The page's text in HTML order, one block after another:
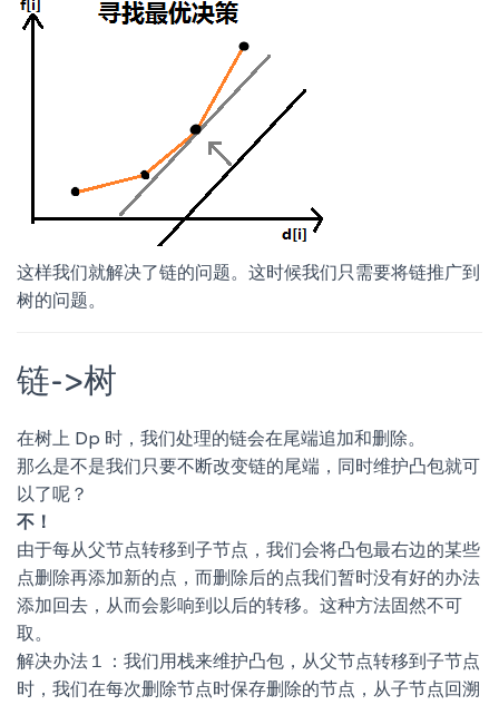
这样我们就解决了链的问题。这时候我们只需要将链推广到
树的问题。
链->树
在树上 Dp 时，我们处理的链会在尾端追加和删除。
那么是不是我们只要不断改变链的尾端，同时维护凸包就可
以了呢？
不！
由于每从父节点转移到子节点，我们会将凸包最右边的某些
点删除再添加新的点，而删除后的点我们暂时没有好的办法
添加回去，从而会影响到以后的转移。这种方法固然不可
取。
解决办法１：我们用栈来维护凸包，从父节点转移到子节点
时，我们在每次删除节点时保存删除的节点，从子节点回溯